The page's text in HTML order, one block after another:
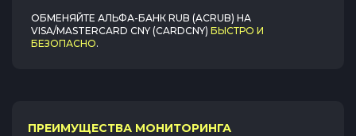
ОБМЕНЯЙТЕ АЛЬФА-БАНК RUB (ACRUB) НА
VISA/MASTERCARD CNY (CARDCNY) БЫСТРО И
БЕЗОПАСНО.
ПРЕИМУЩЕСТВА МОНИТОРИНГА